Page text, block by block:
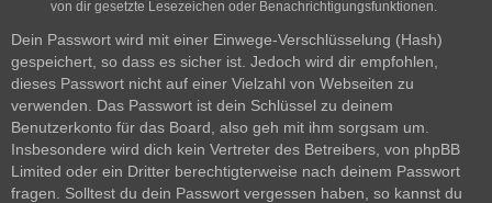
von dir gesetzte Lesezeichen oder Benachrichtigungsfunktionen.
Dein Passwort wird mit einer Einwege-Verschlüsselung (Hash)
gespeichert, so dass es sicher ist. Jedoch wird dir empfohlen,
dieses Passwort nicht auf einer Vielzahl von Webseiten zu
verwenden. Das Passwort ist dein Schlüssel zu deinem
Benutzerkonto für das Board, also geh mit ihm sorgsam um.
Insbesondere wird dich kein Vertreter des Betreibers, von phpBB
Limited oder ein Dritter berechtigterweise nach deinem Passwort
fragen. Solltest du dein Passwort vergessen haben, so kannst du